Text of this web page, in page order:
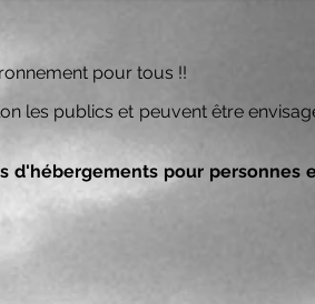
pour tous !!
les publics et peuvent être
d'hébergements pour personnes